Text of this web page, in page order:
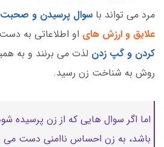
مرد می تواند با سوال پرسیدن و صحبت
علایق و ارزش های او اطلاعاتی به دست
کردن و گپ زدن لذت می برنند و به
روش به شناخت زن رسید.
اما اگر سوال هایی که از زن
باشد، به زن احساس ناامنی دست می